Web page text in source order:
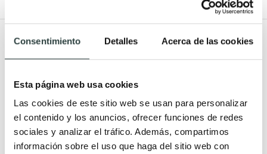
Consentimiento Detalles Acerca de las cookies
Esta página web usa cookies
Las cookies de este sitio web se usan para personalizar
el contenido y los anuncios, ofrecer funciones de redes
sociales y analizar el tráfico. Además, compartimos
información sobre el uso que haga del sitio web con
Todo Muebles de baño
Muebles de baño Modernos
Muebles de baño rústicos y
natural
Muebles de baño vintage y
Lavabos sobre encimera
Lavabos baratos
Lavabos pequeños